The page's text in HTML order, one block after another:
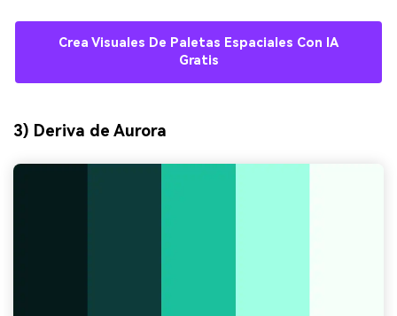
Crea Visuales De Paletas Espaciales Con IA
Gratis
3) Deriva de Aurora